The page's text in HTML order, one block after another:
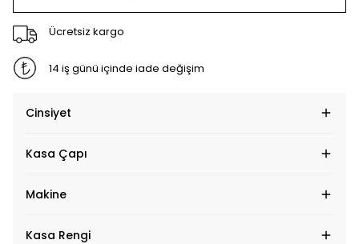
Ücretsiz kargo
14 iş günü içinde iade değişim
Cinsiyet
Kasa Çapı
Makine
Kasa Rengi